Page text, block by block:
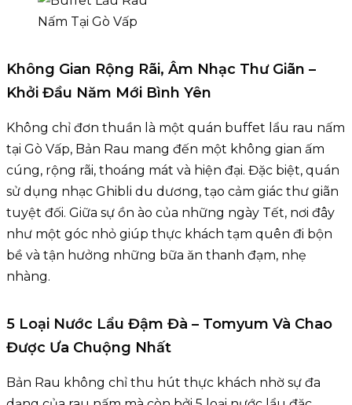
Không Gian Rộng Rãi, Âm Nhạc Thư Giãn –
Khởi Đầu Năm Mới Bình Yên
Không chỉ đơn thuần là một quán buffet lẩu rau nấm
tại Gò Vấp, Bản Rau mang đến một không gian ấm
cúng, rộng rãi, thoáng mát và hiện đại. Đặc biệt, quán
sử dụng nhạc Ghibli du dương, tạo cảm giác thư giãn
tuyệt đối. Giữa sự ồn ào của những ngày Tết, nơi đây
như một góc nhỏ giúp thực khách tạm quên đi bộn
bề và tận hưởng những bữa ăn thanh đạm, nhẹ
nhàng.
5 Loại Nước Lẩu Đậm Đà – Tomyum Và Chao
Được Ưa Chuộng Nhất
Bản Rau không chỉ thu hút thực khách nhờ sự đa